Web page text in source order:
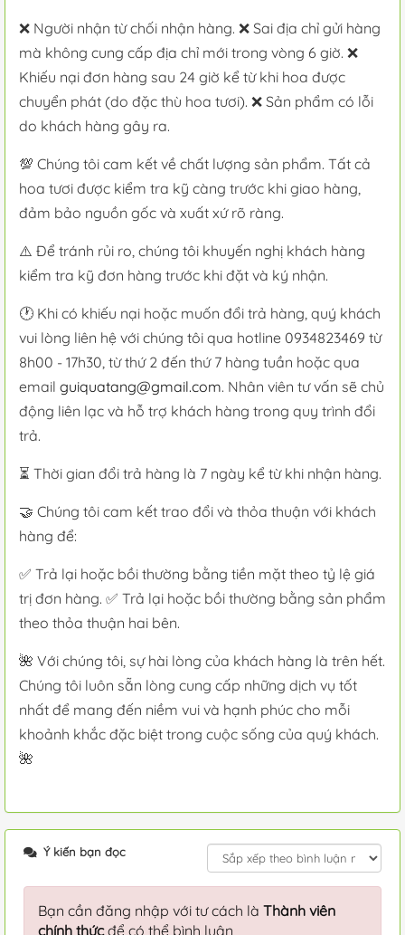
❌ Người nhận từ chối nhận hàng. ❌ Sai địa chỉ gửi hàng
mà không cung cấp địa chỉ mới trong vòng 6 giờ. ❌
Khiếu nại đơn hàng sau 24 giờ kể từ khi hoa được
chuyển phát (do đặc thù hoa tươi). ❌ Sản phẩm có lỗi
do khách hàng gây ra.
💯 Chúng tôi cam kết về chất lượng sản phẩm. Tất cả
hoa tươi được kiểm tra kỹ càng trước khi giao hàng,
đảm bảo nguồn gốc và xuất xứ rõ ràng.
⚠️ Để tránh rủi ro, chúng tôi khuyến nghị khách hàng
kiểm tra kỹ đơn hàng trước khi đặt và ký nhận.
🕐 Khi có khiếu nại hoặc muốn đổi trả hàng, quý khách
vui lòng liên hệ với chúng tôi qua hotline 0934823469 từ
8h00 - 17h30, từ thứ 2 đến thứ 7 hàng tuần hoặc qua
email guiquatang@gmail.com. Nhân viên tư vấn sẽ chủ
động liên lạc và hỗ trợ khách hàng trong quy trình đổi
trả.
⏳ Thời gian đổi trả hàng là 7 ngày kể từ khi nhận hàng.
🤝 Chúng tôi cam kết trao đổi và thỏa thuận với khách
hàng để:
✅ Trả lại hoặc bồi thường bằng tiền mặt theo tỷ lệ giá
trị đơn hàng. ✅ Trả lại hoặc bồi thường bằng sản phẩm
theo thỏa thuận hai bên.
🌺 Với chúng tôi, sự hài lòng của khách hàng là trên hết.
Chúng tôi luôn sẵn lòng cung cấp những dịch vụ tốt
nhất để mang đến niềm vui và hạnh phúc cho mỗi
khoảnh khắc đặc biệt trong cuộc sống của quý khách.
🌺
Ý kiến bạn đọc
Bạn cần đăng nhập với tư cách là Thành viên
chính thứcđể có thể bình luận